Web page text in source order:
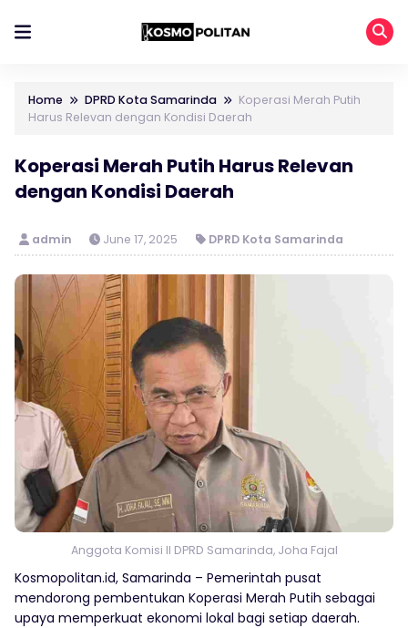
Home DPRD Kota Samarinda
Koperasi Merah Putih
Harus Relevan dengan Kondisi Daerah
Koperasi Merah Putih Harus Relevan
dengan Kondisi Daerah
admin June 17, 2025 DPRD Kota Samarinda
Anggota Komisi II DPRD Samarinda, Joha Fajal
Kosmopolitan.id, Samarinda – Pemerintah pusat
mendorong pembentukan Koperasi Merah Putih sebagai
upaya memperkuat ekonomi lokal bagi setiap daerah.